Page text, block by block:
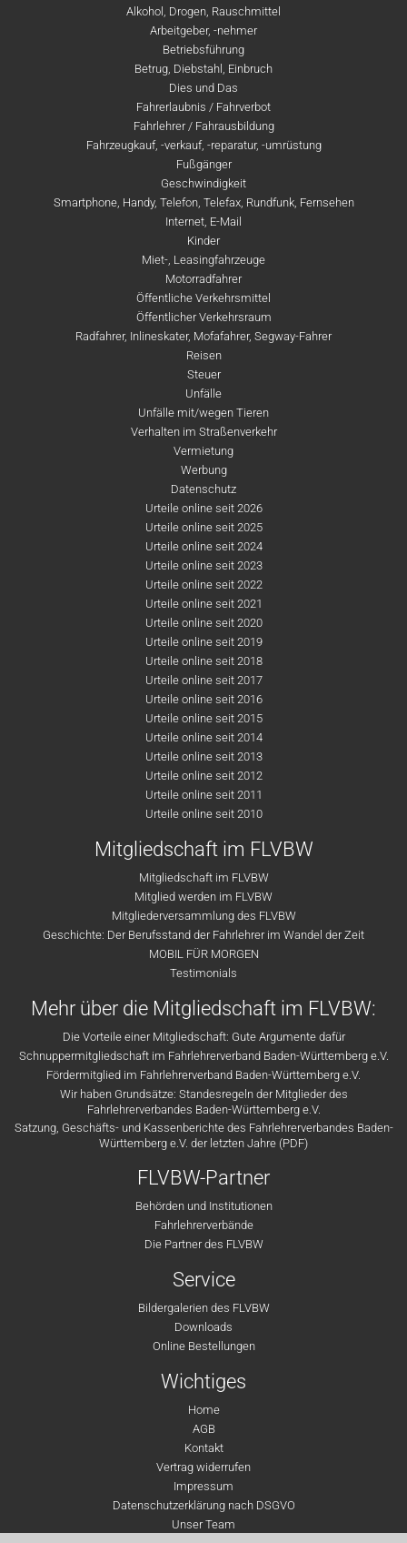
Alkohol, Drogen, Rauschmittel
Arbeitgeber, -nehmer
Betriebsführung
Betrug, Diebstahl, Einbruch
Dies und Das
Fahrerlaubnis / Fahrverbot
Fahrlehrer / Fahrausbildung
Fahrzeugkauf, -verkauf, -reparatur, -umrüstung
Fußgänger
Geschwindigkeit
Smartphone, Handy, Telefon, Telefax, Rundfunk, Fernsehen
Internet, E-Mail
Kinder
Miet-, Leasingfahrzeuge
Motorradfahrer
Öffentliche Verkehrsmittel
Öffentlicher Verkehrsraum
Radfahrer, Inlineskater, Mofafahrer, Segway-Fahrer
Reisen
Steuer
Unfälle
Unfälle mit/wegen Tieren
Verhalten im Straßenverkehr
Vermietung
Werbung
Datenschutz
Urteile online seit 2026
Urteile online seit 2025
Urteile online seit 2024
Urteile online seit 2023
Urteile online seit 2022
Urteile online seit 2021
Urteile online seit 2020
Urteile online seit 2019
Urteile online seit 2018
Urteile online seit 2017
Urteile online seit 2016
Urteile online seit 2015
Urteile online seit 2014
Urteile online seit 2013
Urteile online seit 2012
Urteile online seit 2011
Urteile online seit 2010
Mitgliedschaft im FLVBW
Mitgliedschaft im FLVBW
Mitglied werden im FLVBW
Mitgliederversammlung des FLVBW
Geschichte: Der Berufsstand der Fahrlehrer im Wandel der Zeit
MOBIL FÜR MORGEN
Testimonials
Mehr über die Mitgliedschaft im FLVBW:
Die Vorteile einer Mitgliedschaft: Gute Argumente dafür
Schnuppermitgliedschaft im Fahrlehrerverband Baden-Württemberg e.V.
Fördermitglied im Fahrlehrerverband Baden-Württemberg e.V.
Wir haben Grundsätze: Standesregeln der Mitglieder des
Fahrlehrerverbandes Baden-Württemberg e.V.
Satzung, Geschäfts- und Kassenberichte des Fahrlehrerverbandes Baden-
Württemberg e.V. der letzten Jahre (PDF)
FLVBW-Partner
Behörden und Institutionen
Fahrlehrerverbände
Die Partner des FLVBW
Service
Bildergalerien des FLVBW
Downloads
Online Bestellungen
Wichtiges
Home
AGB
Kontakt
Vertrag widerrufen
Impressum
Datenschutzerklärung nach DSGVO
Unser Team